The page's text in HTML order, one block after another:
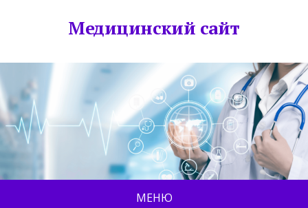
Медицинский сайт
МЕНЮ